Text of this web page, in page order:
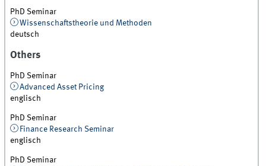
PhD Seminar
Wissenschaftstheorie und Methoden
deutsch
Others
PhD Seminar
Advanced Asset Pricing
englisch
PhD Seminar
Finance Research Seminar
englisch
PhD Seminar